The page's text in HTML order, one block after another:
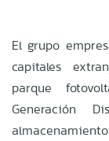
El grupo
capitales
parque
Generación